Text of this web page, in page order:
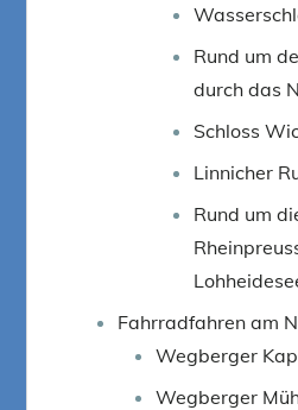
Rund um
durch das
Schloss
Linnicher
Rund um
Fahrradfahren am
Wegberger
Wegberger